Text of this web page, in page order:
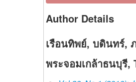
Author Details
เรือนทิพย์, บดินทร์,
พระจอมเกล้าธนบุรี,